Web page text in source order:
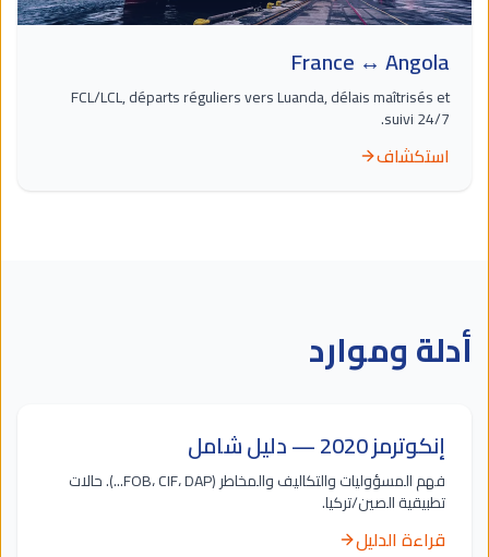
France ↔ Angola
FCL/LCL, départs réguliers vers Luanda, délais maîtrisés et
suivi 24/7.
استكشاف
أدلة وموارد
إنكوترمز 2020 — دليل شامل
فهم المسؤوليات والتكاليف والمخاطر (FOB، CIF، DAP...). حالات
تطبيقية الصين/تركيا.
قراءة الدليل